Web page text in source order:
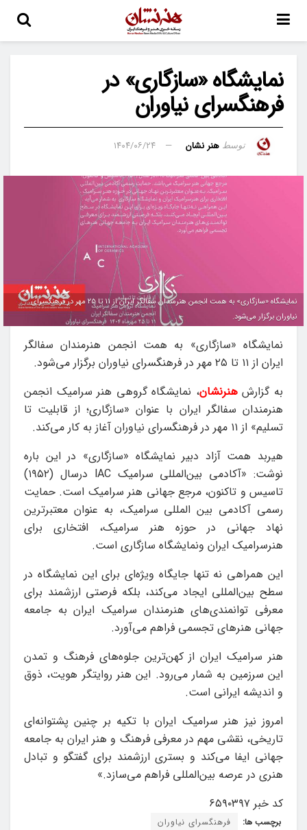
نمایشگاه «سازگاری» در
فرهنگسرای نیاوران
توسط هنر نشان ۱۴۰۴/۰۶/۲۴
نمایشگاه «سازگاری» به همت انجمن هنرمندان سفالگر ایران از ۱۱ تا ۲۵ مهر در فرهنگسرای
نیاوران برگزار می‌شود.
نمایشگاه «سازگاری» به همت انجمن هنرمندان سفالگر
ایران از ۱۱ تا ۲۵ مهر در فرهنگسرای نیاوران برگزار می‌شود.
به گزارشهنرنشان، نمایشگاه گروهی هنر سرامیک انجمن
هنرمندان سفالگر ایران با عنوان «سازگاری؛ از قابلیت تا
تسلیم» از ۱۱ مهر در فرهنگسرای نیاوران آغاز به کار می‌کند.
هیربد همت آزاد دبیر نمایشگاه «سازگاری» در این باره
نوشت: «آکادمی بین‌المللی سرامیک lAC درسال (١٩٥٢)
تاسیس و تاکنون، مرجع جهانی هنر سرامیک است. حمایت
رسمی آکادمی بین المللی سرامیک، به عنوان معتبرترین
نهاد جهانی در حوزه هنر سرامیک، افتخاری برای
هنرسرامیک ایران ونمایشگاه سازگاری است.
این همراهی نه تنها جایگاه ویژه‌ای برای این نمایشگاه در
سطح بین‌المللی ایجاد می‌کند، بلکه فرصتی ارزشمند برای
معرفی توانمندی‌های هنرمندان سرامیک ایران به جامعه
جهانی هنرهای تجسمی فراهم می‌آورد.
هنر سرامیک ایران از کهن‌ترین جلوه‌های فرهنگ و تمدن
این سرزمین به شمار می‌رود. این هنر روایتگر هویت، ذوق
و اندیشه ایرانی است.
امروز نیز هنر سرامیک ایران با تکیه بر چنین پشتوانه‌ای
تاریخی، نقشی مهم در معرفی فرهنگ و هنر ایران به جامعه
جهانی ایفا می‌کند و بستری ارزشمند برای گفتگو و تبادل
هنری در عرصه بین‌المللی فراهم می‌سازد.»
کد خبر ۶۵۹۰۳۹۷
برچسب ها: فرهنگسرای نیاوران